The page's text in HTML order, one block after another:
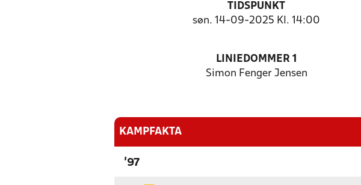
TIDSPUNKT
søn. 14-09-2025 Kl. 14:00
LINIEDOMMER 1
Simon Fenger Jensen
KAMPFAKTA
'97